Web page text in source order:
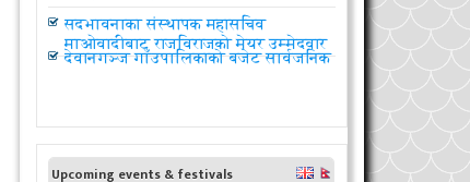
06 2017
सदभावनाका संस्थापक महासचिव
माओवादीबाट राजविराजको मेयर उम्मेदवार
देवानगञ्ज गाँउपालिकाको बजेट सार्वजनिक